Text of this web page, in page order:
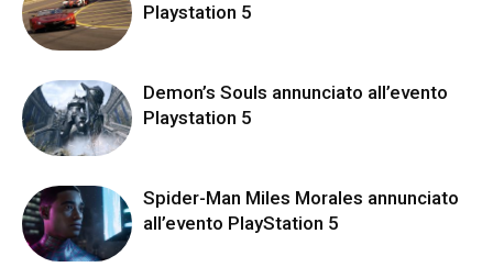
Playstation 5
Demon’s Souls annunciato all’evento
Playstation 5
Spider-Man Miles Morales annunciato
all’evento PlayStation 5